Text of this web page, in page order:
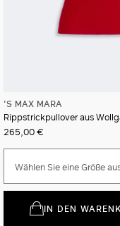
'S MAX MARA
Rippstrickpullover aus
265,00 €
Wählen Sie eine Größe
IN DEN